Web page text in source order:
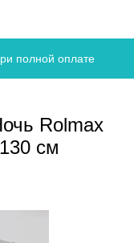
полной оплате
Rolmax
см